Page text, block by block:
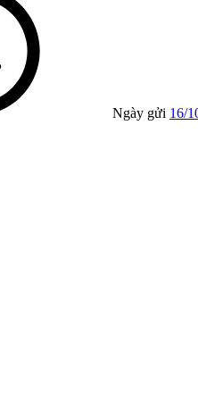
Ngày gửi 16/